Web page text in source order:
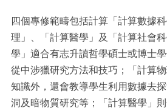
四個專修範疇包括計算「計算數據
理」、「計算醫學」及「計算社會
學」適合有志升讀哲學碩士或博士
從中涉獵研究方法和技巧；「計算
知識外，還會教導學生利用數據去
洞及暗物質研究等；「計算醫學」